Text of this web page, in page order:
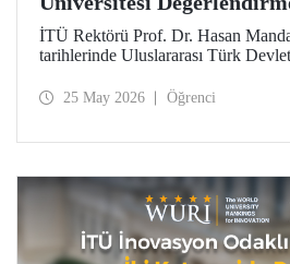
İçin Özbekistan’daydı
İTÜ Rektörü Prof. Dr. Hasan
tarihlerinde Uluslararası Türk
25 May 2026 Öğrenci